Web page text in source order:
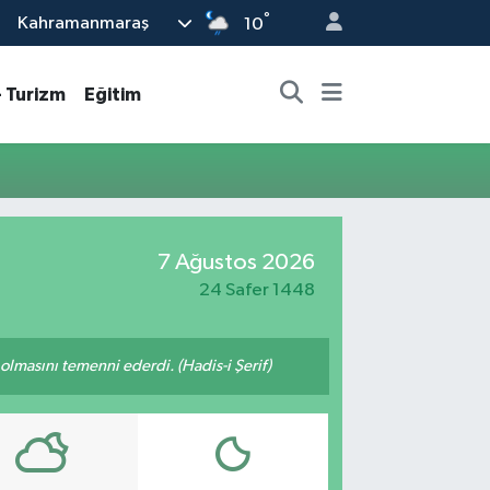
Kahramanmaraş 10°
Turizm Eğitim
7 Ağustos 2026
24 Safer 1448
temenni ederdi. (Hadis-i Şerif)